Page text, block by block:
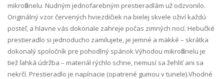
mikroflanelu. Nudným jednofarebným prestieradlám už odzvonilo.
Originálný vzor červených hviezdičiek na bielej skvele oživí každú
posteľ, a hlavne vás dokonale zahreje počas zimných nocí. Hebučké
prestieradlo si jednoducho zamilujete, je jemné a mäkké – skrátka
dokonalý spoločník pre pohodlný spánok.Výhodou mikroflanelu je
tiež ľahká údržba – materiál rýchlo schne, nemusí sa žehliť ani sa
nekrčí. Prestieradlo je napínacie (opatrené gumou v tunele).Vhodné